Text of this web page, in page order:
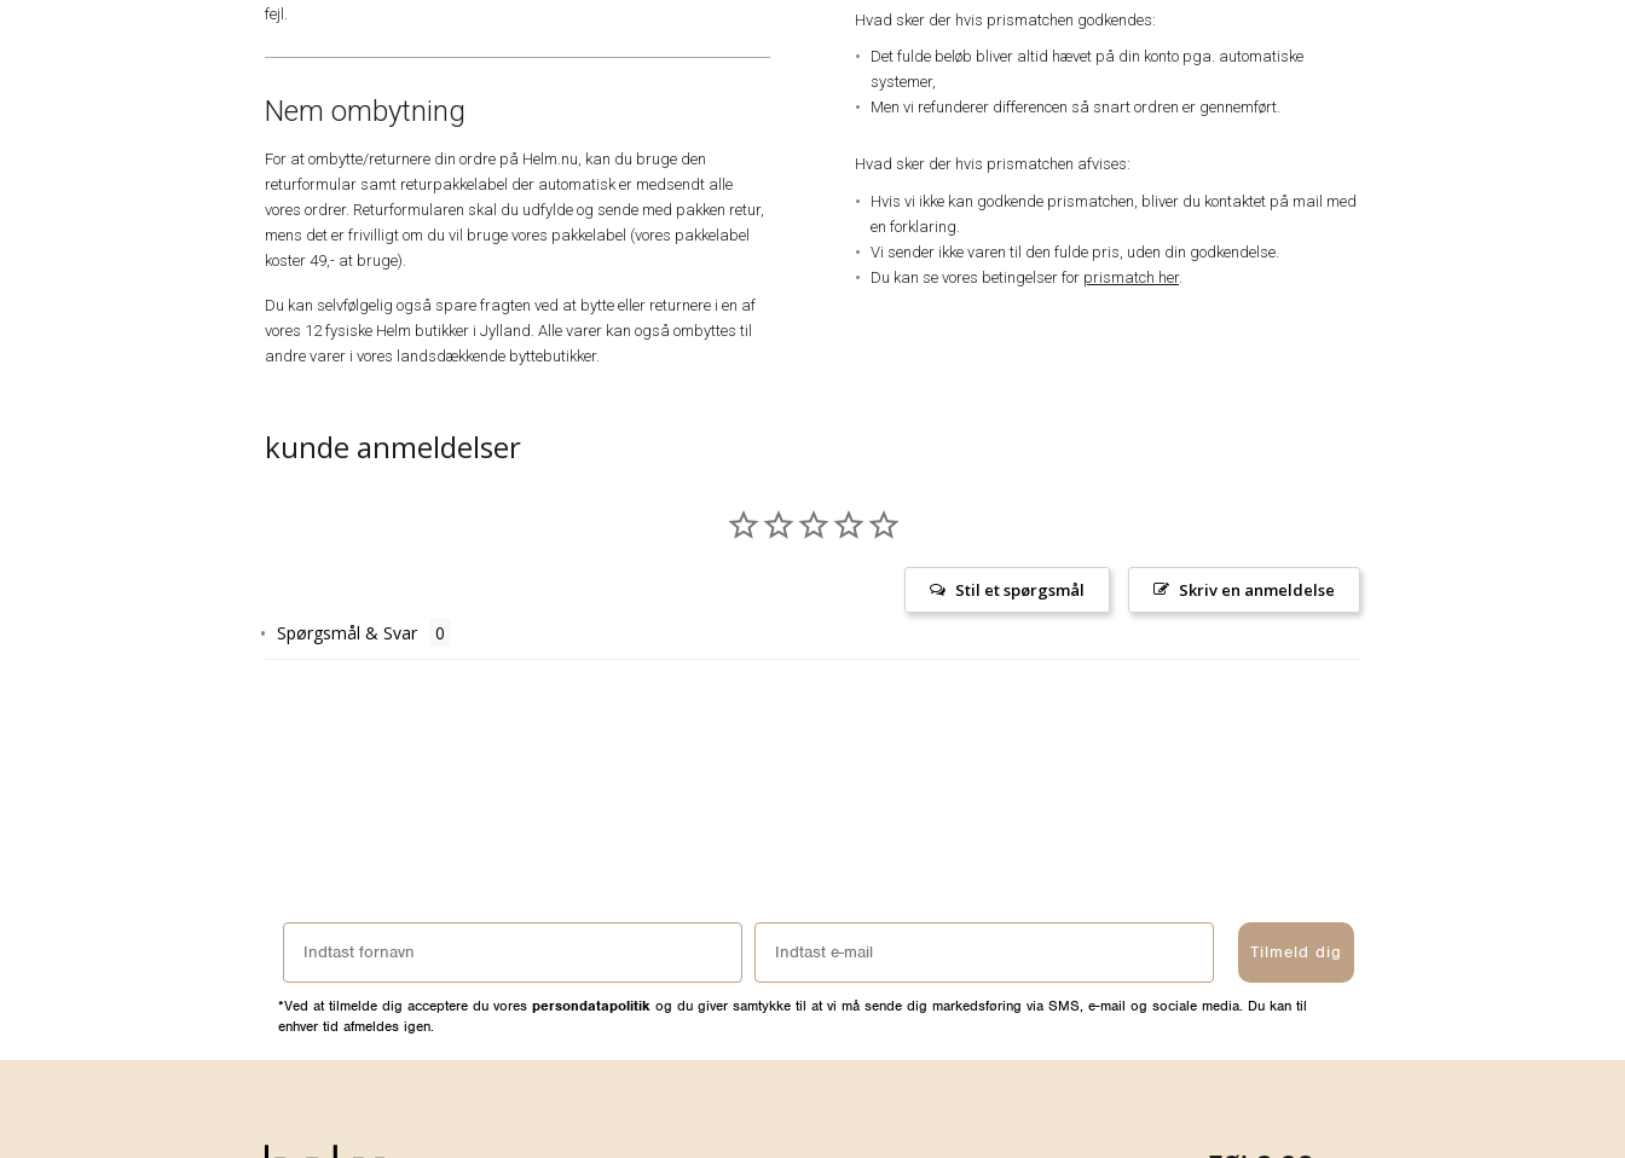
fejl.
Nem ombytning
For at ombytte/returnere din ordre på Helm.nu, kan du bruge den
returformular samt returpakkelabel der automatisk er medsendt alle
vores ordrer. Returformularen skal du udfylde og sende med pakken retur,
mens det er frivilligt om du vil bruge vores pakkelabel (vores pakkelabel
koster 49,- at bruge).
Du kan selvfølgelig også spare fragten ved at bytte eller returnere i en af
vores 12 fysiske Helm butikker i Jylland. Alle varer kan også ombyttes til
andre varer i vores landsdækkende byttebutikker.
Hvad sker der hvis prismatchen godkendes:
Det fulde beløb bliver altid hævet på din konto pga. automatiske
systemer,
Men vi refunderer differencen så snart ordren er gennemført.
Hvad sker der hvis prismatchen afvises:
Hvis vi ikke kan godkende prismatchen, bliver du kontaktet på mail med
en forklaring.
Vi sender ikke varen til den fulde pris, uden din godkendelse.
Du kan se vores betingelser for prismatch her.
kunde anmeldelser
Skriv en anmeldelse
Stil et spørgsmål
Spørgsmål & Svar
Tilmeld dig
*Ved at tilmelde dig acceptere du vores persondatapolitik og du giver samtykke til at vi må sende dig markedsføring via SMS, e-mail og sociale media. Du kan til
enhver tid afmeldes igen.